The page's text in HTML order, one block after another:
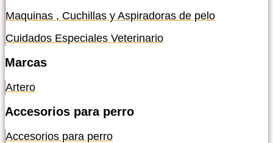
Maquinas , Cuchillas y Aspiradoras de pelo
Cuidados Especiales Veterinario
Marcas
Artero
Accesorios para perro
Accesorios para perro